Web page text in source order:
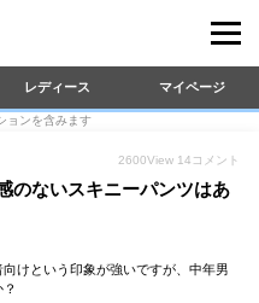
レディース マイページ
ョンを含みます
2600View 14 コメント
のないスキニーパンツはあ
けという印象が強いですが、中年男